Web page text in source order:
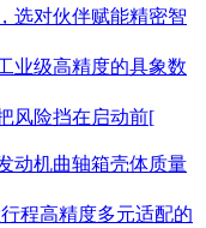
选对伙伴赋能精密智
业级高精度的具象数
风险挡在启动前[
动机曲轴箱壳体质量
程高精度多元适配的